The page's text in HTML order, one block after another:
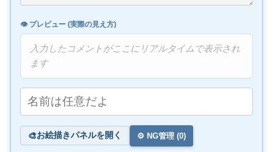
👁️ プレビュー (実際の見え方)
入力したコメントがここにリアルタイムで表示され
ます
🎨お絵描きパネルを開く ⚙️ NG管理 (0)